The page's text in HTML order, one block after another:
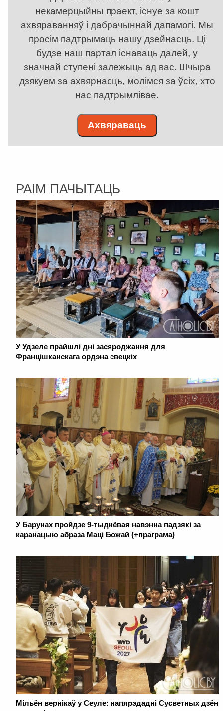
некамерцыйны праект, існуе за кошт
ахвяраванняў і дабрачыннай дапамогі. Мы
просім падтрымаць нашу дзейнасць. Ці
будзе наш партал існаваць далей, у
значнай ступені залежыць ад вас. Шчыра
дзякуем за ахвярнасць, молімся за ўсіх, хто
нас падтрымлівае.
Ахвяраваць
РАІМ ПАЧЫТАЦЬ
У Удзеле прайшлі дні засяроджання для
Францішканскага ордэна свецкіх
У Барунах пройдзе 9-тыднёвая навэнна падзякі за
каранацыю абраза Маці Божай (+праграма)
Мільён вернікаў у Сеуле: напярэдадні Сусветных дзён